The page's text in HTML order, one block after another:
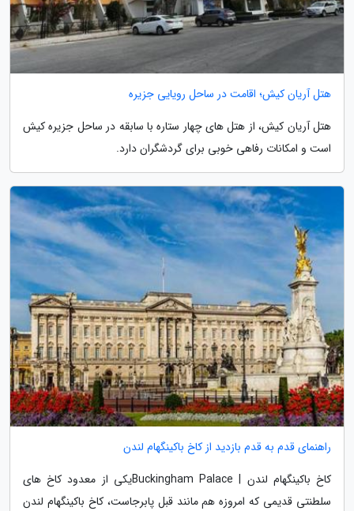
هتل آریان کیش؛ اقامت در ساحل رویایی جزیره
هتل آریان کیش، از هتل های چهار ستاره با سابقه در ساحل جزیره کیش
است و امکانات رفاهی خوبی برای گردشگران دارد.
راهنمای قدم به قدم بازدید از کاخ باکینگهام لندن
کاخ باکینگهام لندن | Buckingham Palaceیکی از معدود کاخ های
سلطنتی قدیمی که امروزه هم مانند قبل پابرجاست، کاخ باکینگهام لندن